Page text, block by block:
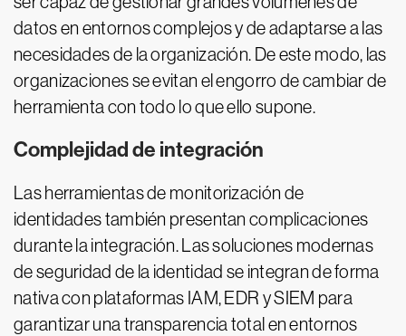
datos en entornos complejos y de adaptarse a las
necesidades de la organización. De este modo, las
organizaciones se evitan el engorro de cambiar de
herramienta con todo lo que ello supone.
Complejidad de integración
Las herramientas de monitorización de
identidades también presentan complicaciones
durante la integración. Las soluciones modernas
de seguridad de la identidad se integran de forma
nativa con plataformas IAM, EDR y SIEM para
garantizar una transparencia total en entornos